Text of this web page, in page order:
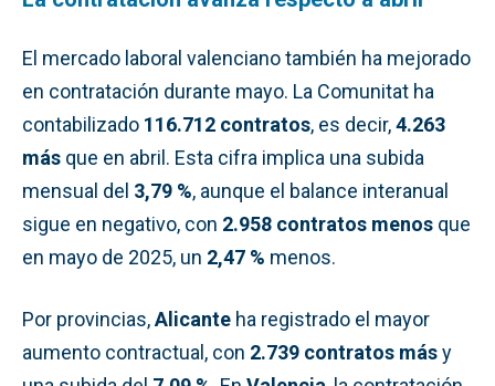
El mercado laboral valenciano también ha mejorado
en contratación durante mayo. La Comunitat ha
contabilizado 116.712 contratos, es decir,4.263
más que en abril. Esta cifra implica una subida
mensual del 3,79 %, aunque el balance interanual
sigue en negativo, con 2.958 contratos menos que
en mayo de 2025, un 2,47 % menos.
Por provincias,Alicante ha registrado el mayor
aumento contractual, con 2.739 contratos másy